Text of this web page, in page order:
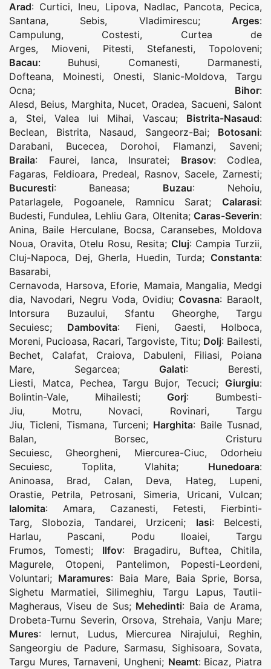
Arad: Curtici, Ineu, Lipova, Nadlac, Pancota, Pecica,
Santana, Sebis, Vladimirescu;Arges:
Campulung, Costesti, Curtea de
Arges, Mioveni, Pitesti, Stefanesti, Topoloveni;
Bacau: Buhusi, Comanesti, Darmanesti,
Dofteana, Moinesti, Onesti, Slanic-Moldova, Targu
Ocna; Bihor:
Alesd, Beius, Marghita, Nucet, Oradea, Sacueni, Salont
a, Stei, Valea lui Mihai, Vascau; Bistrita-Nasaud:
Beclean, Bistrita, Nasaud, Sangeorz-Bai; Botosani:
Darabani, Bucecea, Dorohoi, Flamanzi, Saveni;
Braila: Faurei, Ianca, Insuratei; Brasov: Codlea,
Fagaras, Feldioara, Predeal, Rasnov, Sacele, Zarnesti;
Bucuresti: Baneasa; Buzau: Nehoiu,
Patarlagele, Pogoanele, Ramnicu Sarat; Calarasi:
Budesti, Fundulea, Lehliu Gara, Oltenita; Caras-Severin:
Anina, Baile Herculane, Bocsa, Caransebes, Moldova
Noua, Oravita, Otelu Rosu, Resita; Cluj: Campia Turzii,
Cluj-Napoca, Dej, Gherla, Huedin,Turda; Constanta:
Basarabi,
Cernavoda, Harsova, Eforie, Mamaia, Mangalia, Medgi
dia, Navodari, Negru Voda, Ovidiu; Covasna: Baraolt,
Intorsura Buzaului, Sfantu Gheorghe, Targu
Secuiesc; Dambovita: Fieni, Gaesti, Holboca,
Moreni, Pucioasa, Racari, Targoviste, Titu; Dolj: Bailesti,
Bechet, Calafat, Craiova, Dabuleni, Filiasi, Poiana
Mare, Segarcea; Galati: Beresti,
Liesti, Matca, Pechea, Targu Bujor,Tecuci; Giurgiu:
Bolintin-Vale, Mihailesti; Gorj: Bumbesti-
Jiu, Motru, Novaci, Rovinari, Targu
Jiu,Ticleni,Tismana, Turceni; Harghita: Baile Tusnad,
Balan, Borsec, Cristuru
Secuiesc, Gheorgheni, Miercurea-Ciuc, Odorheiu
Secuiesc, Toplita,Vlahita; Hunedoara:
Aninoasa, Brad, Calan, Deva, Hateg, Lupeni,
Orastie, Petrila, Petrosani, Simeria, Uricani,Vulcan;
Ialomita: Amara, Cazanesti, Fetesti, Fierbinti-
Targ, Slobozia, Tandarei, Urziceni; Iasi: Belcesti,
Harlau, Pascani, Podu Iloaiei, Targu
Frumos, Tomesti; Ilfov: Bragadiru, Buftea, Chitila,
Magurele, Otopeni, Pantelimon, Popesti-Leordeni,
Voluntari; Maramures: Baia Mare, Baia Sprie, Borsa,
Sighetu Marmatiei, Silimeghiu, Targu Lapus,Tautii-
Magheraus, Viseu de Sus; Mehedinti: Baia de Arama,
Drobeta-Turnu Severin, Orsova, Strehaia, Vanju Mare;
Mures: Iernut, Ludus, Miercurea Nirajului, Reghin,
Sangeorgiu de Padure, Sarmasu, Sighisoara, Sovata,
Targu Mures,Tarnaveni, Ungheni; Neamt: Bicaz, Piatra